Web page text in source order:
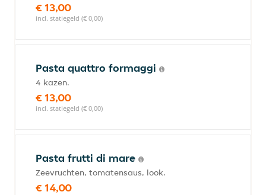
€ 13,00
incl. statiegeld (€ 0,00)
Pasta quattro formaggi
4 kazen.
€ 13,00
incl. statiegeld (€ 0,00)
Pasta frutti di mare
Zeevruchten, tomatensaus, look.
€ 14,00